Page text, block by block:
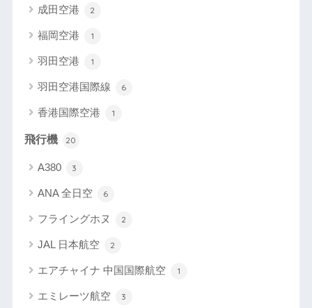
成田空港 2
福岡空港 1
羽田空港 1
羽田空港国際線 6
香港国際空港 1
飛行機 20
A380 3
ANA 全日空 6
フライングホヌ 2
JAL 日本航空 2
エアチャイナ 中国国際航空 1
エミレーツ航空 3